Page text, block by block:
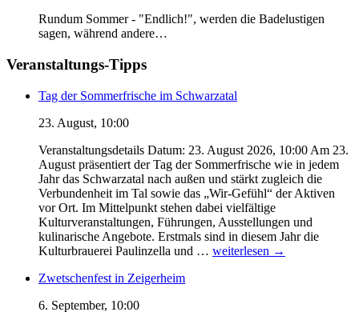
Rundum Sommer - "Endlich!", werden die Badelustigen
sagen, während andere…
Veranstaltungs-Tipps
Tag der Sommerfrische im Schwarzatal
23. August, 10:00
Veranstaltungsdetails Datum: 23. August 2026, 10:00 Am 23.
August präsentiert der Tag der Sommerfrische wie in jedem
Jahr das Schwarzatal nach außen und stärkt zugleich die
Verbundenheit im Tal sowie das „Wir-Gefühl“ der Aktiven
vor Ort. Im Mittelpunkt stehen dabei vielfältige
Kulturveranstaltungen, Führungen, Ausstellungen und
kulinarische Angebote. Erstmals sind in diesem Jahr die
Kulturbrauerei Paulinzella und … Tag
weiterlesen →
Zwetschenfest in Zeigerheim
6. September, 10:00